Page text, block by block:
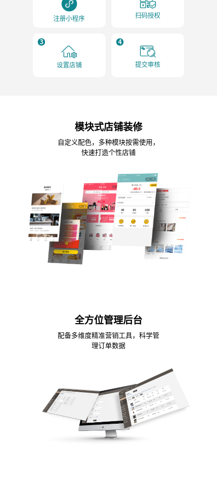
注册小程序 扫码授权
3
设置店铺
4
提交审核
模块式店铺装修
自定义配色，多种模块按需使用，
快速打造个性店铺
全方位管理后台
配备多维度精准营销工具，科学管
理订单数据